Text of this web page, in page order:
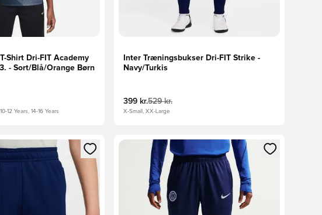
Shirt Dri-FIT Academy
- Sort/Blå/Orange Børn
12 Years, 14-16 Years
Inter Træningsbukser Dri-FIT Strike -
Navy/Turkis
399 kr.529 kr.
X-Small, XX-Large
til at logge ind eller tilmelde dig som medlemÅbner en Modal til at logge ind eller tilmelde dig